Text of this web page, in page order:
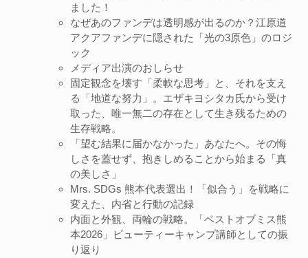
ました！
なぜあのファンデは透明感が出るのか？江原道
アクアファンデに隠された「光の3原色」のロジ
ック
メディア出演のおしらせ
固定観念を壊す「柔軟な思考」と、それを支え
る「地道な努力」。エザキヨシタカ氏から受け
取った、唯一無二の存在として生き残るための
生存戦略。
「望む結果に届かなかった」あなたへ。その悔
しさを蓋せず、抱きしめることから始まる「真
の美しさ」
Mrs. SDGs 熊本代表選出！「似合う」を戦略に
変えた、内省と行動の記録
内面と外観、両輪の戦略。「ベストオブミス熊
本2026」ビューティーキャンプ講師としての振
り返り